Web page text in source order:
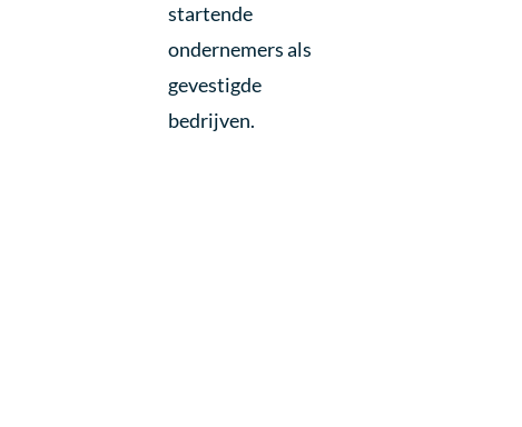
startende
ondernemers als
gevestigde
bedrijven.